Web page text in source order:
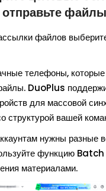
файлы
файлов
телефоны,
DuoPlus
для массовой
структурой вашей
нужны разные
функцию
материалами.